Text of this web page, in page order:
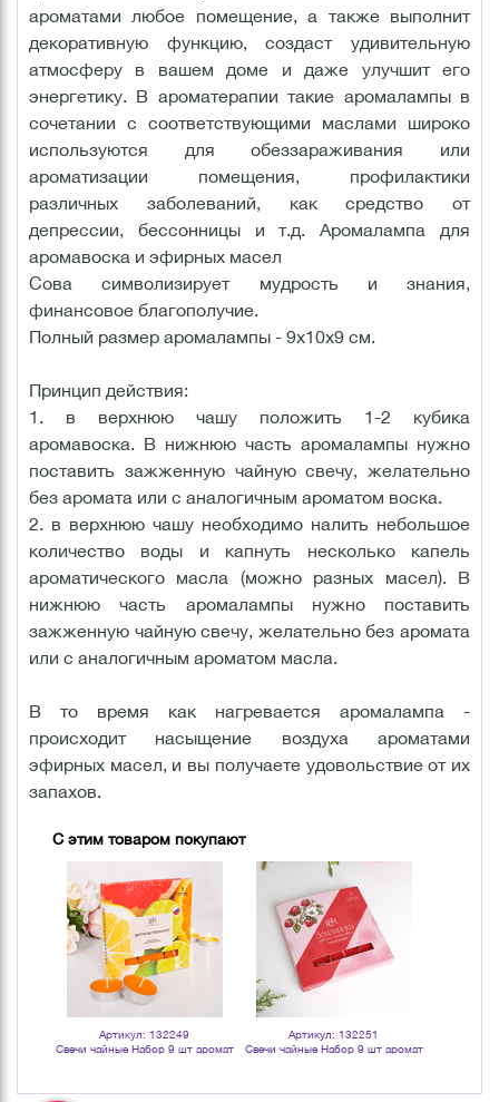
ароматами любое помещение, а также выполнит
декоративную функцию, создаст удивительную
атмосферу в вашем доме и даже улучшит его
энергетику. В ароматерапии такие аромалампы в
сочетании с соответствующими маслами широко
используются для обеззараживания или
ароматизации помещения, профилактики
различных заболеваний, как средство от
депрессии, бессонницы и т.д. Аромалампа для
аромавоска и эфирных масел
Сова символизирует мудрость и знания,
финансовое благополучие.
Полный размер аромалампы - 9х10х9 см.
Принцип действия:
1. в верхнюю чашу положить 1-2 кубика
аромавоска. В нижнюю часть аромалампы нужно
поставить зажженную чайную свечу, желательно
без аромата или с аналогичным ароматом воска.
2. в верхнюю чашу необходимо налить небольшое
количество воды и капнуть несколько капель
ароматического масла (можно разных масел). В
нижнюю часть аромалампы нужно поставить
зажженную чайную свечу, желательно без аромата
или с аналогичным ароматом масла.
В то время как нагревается аромалампа -
происходит насыщение воздуха ароматами
эфирных масел, и вы получаете удовольствие от их
запахов.
С этим товаром покупают
Артикул: 132249
Свечи чайные Набор 9 шт аромат
Артикул: 132251
Свечи чайные Набор 9 шт аромат